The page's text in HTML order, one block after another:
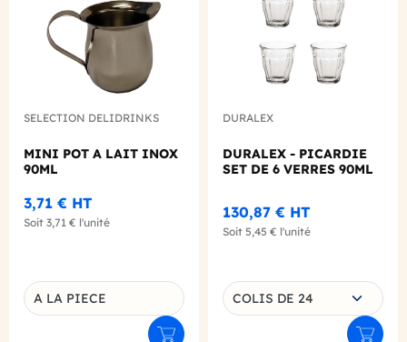
SELECTION DELIDRINKS
MINI POT A LAIT INOX
90ML
3,71 € HT
Soit 3,71 € l'unité
Déclinaison du produit
A LA PIECE
DURALEX
DURALEX - PICARDIE
SET DE 6 VERRES 90ML
130,87 € HT
Soit 5,45 € l'unité
Choisissez une déclinaison
COLIS DE 24